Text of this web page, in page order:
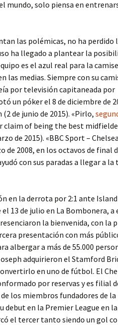
mundo, solo piensa en
las polémicas, no ha perdido
ha llegado a plantear la
es el azul real para la
las medias. Siempre con su
por televisión capitaneada por
un póker el 8 de diciembre de
de junio de 2015). «Pirlo,
claim of being the best
de 2015). «BBC Sport –
2008, en los octavos de final
con sus paradas a llegar a la
en la derrota por 2:1 ante
13 de julio en La Bombonera, a
la bienvenida, con la
presentación con más
albergar a más de 55.000
adquirieron el Stamford
en uno de fútbol. El
por reservas y es filial
los miembros fundadores de la
debut en la Premier League en
el tercer tanto siendo un gol